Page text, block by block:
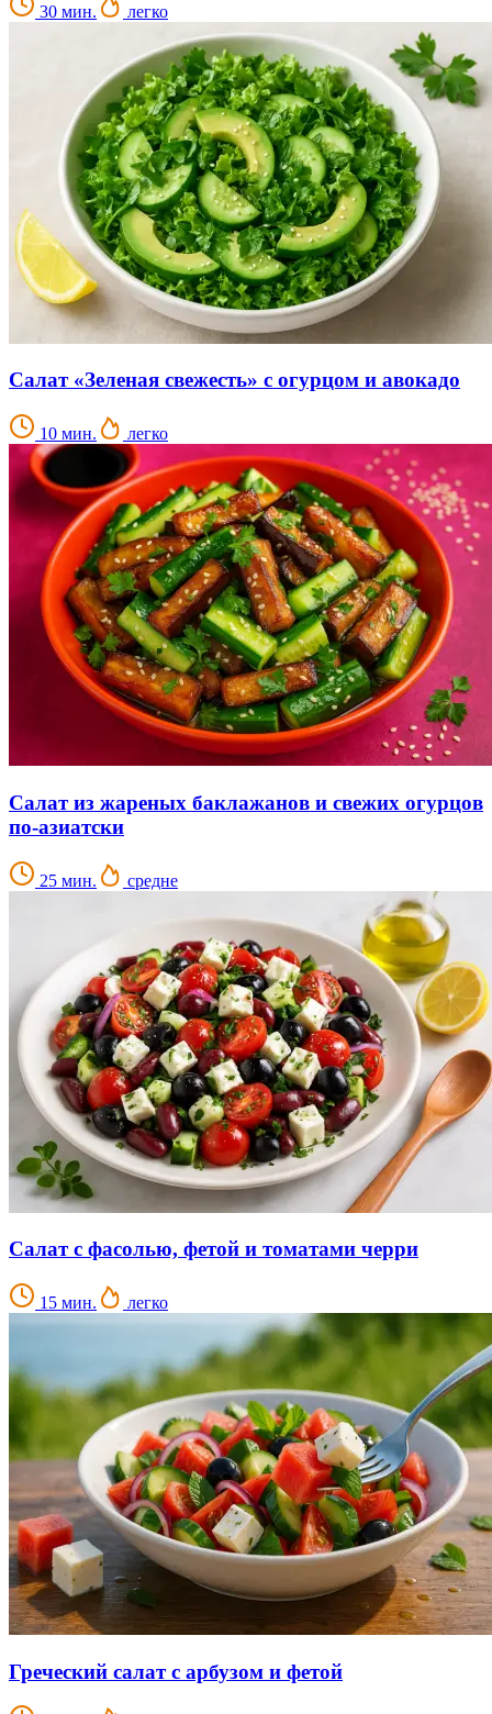
30 мин. легко
Салат «Зеленая свежесть» с огурцом и авокадо
10 мин. легко
Салат из жареных баклажанов и свежих огурцов
по-азиатски
25 мин. средне
Салат с фасолью, фетой и томатами черри
15 мин. легко
Греческий салат с арбузом и фетой